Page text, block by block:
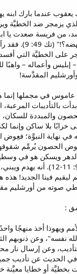
عندما بارك ابنه
يزمجر ضد الخطيَّة
من فريسة صعدت يا
وكلبوة من
على الخطيَّة التي
إبليس وأعماله – واهبًا
المقدَّسة!
عاموس في مجملها
بالتأديبات المرعبة،
والمبددة للسكان،
خرابًا بلا ساكن وإنما
نهاية النبوَّة؛ فعِوض
الحصون يُرمِّم
الدهر ويسكن هو في
جميع الأمم (9: 11-12).
ليقيم فينا الجديد!
صوته من أورشليم
ويهوذا أخذ منهجًا
نفسه"، وعن ذنوبهم
وعن إرسال نار
الحديث عن تأديب
بخطيَّة أو خطايا معيَّنة